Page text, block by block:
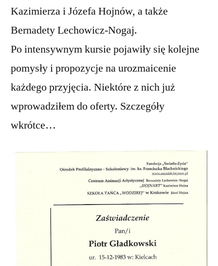
Kazimierza i Józefa Hojnów, a także
Bernadety Lechowicz-Nogaj.
Po intensywnym kursie pojawiły się kolejne
pomysły i propozycje na urozmaicenie
każdego przyjęcia. Niektóre z nich już
wprowadziłem do oferty. Szczegóły
wkrótce…